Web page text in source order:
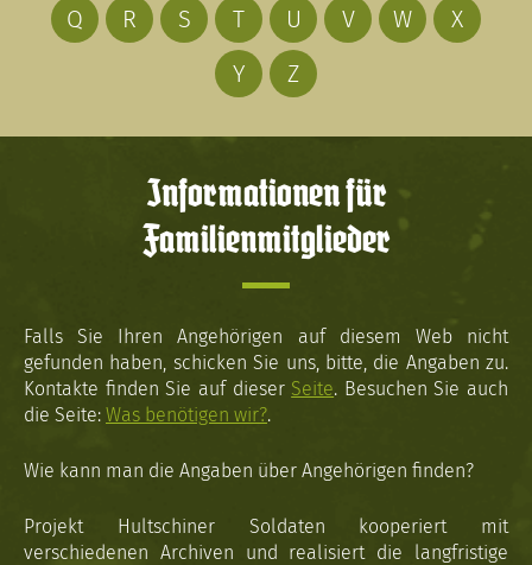
Q
R S T U V W
X
Y
Z
Informationen für
Familienmitglieder
Falls Sie Ihren Angehörigen auf diesem Web nicht
gefunden haben, schicken Sie uns, bitte, die Angaben zu.
Kontakte finden Sie auf dieser Seite. Besuchen Sie auch
die Seite: Was benötigen wir?.
Wie kann man die Angaben über Angehörigen finden?
Projekt Hultschiner Soldaten kooperiert mit
verschiedenen Archiven und realisiert die langfristige